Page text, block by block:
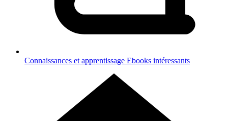
Connaissances et apprentissage Ebooks intéressants